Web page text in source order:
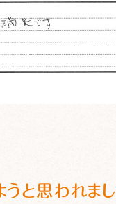
と思われま